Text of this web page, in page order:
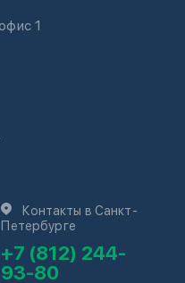
1
Контакты в Санкт-
Петербурге
+7 (812) 244-
93-80